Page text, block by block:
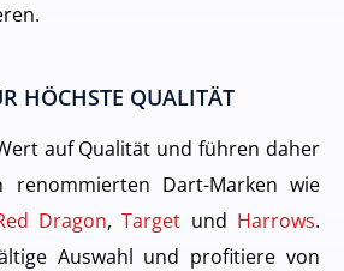
HÖCHSTE QUALITÄT
auf Qualität und führen daher
renommierten Dart-Marken wie
Dragon,Target und Harrows.
Auswahl und profitiere von